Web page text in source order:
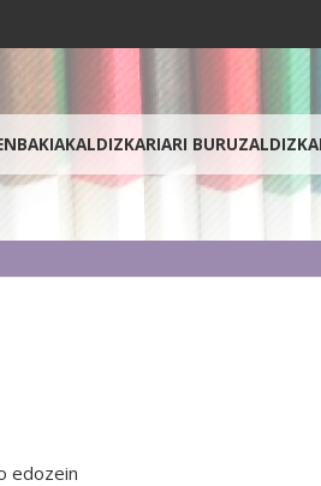
ALDIZKARIARI BURUZ
edozein